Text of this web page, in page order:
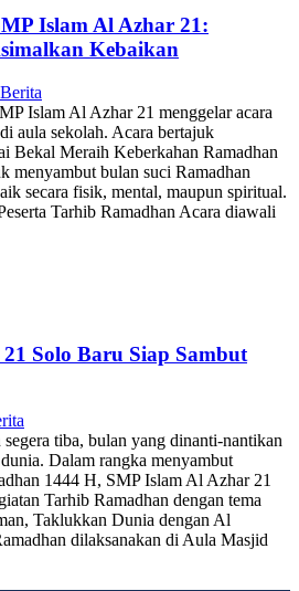
Islam Al Azhar 21:
Kebaikan
Berita
Islam Al Azhar 21 menggelar acara
aula sekolah. Acara bertajuk
Bekal Meraih Keberkahan Ramadhan
menyambut bulan suci Ramadhan
secara fisik, mental, maupun spiritual.
Tarhib Ramadhan Acara diawali
Solo Baru Siap Sambut
segera tiba, bulan yang dinanti-nantikan
Dalam rangka menyambut
1444 H, SMP Islam Al Azhar 21
Tarhib Ramadhan dengan tema
Taklukkan Dunia dengan Al
dilaksanakan di Aula Masjid